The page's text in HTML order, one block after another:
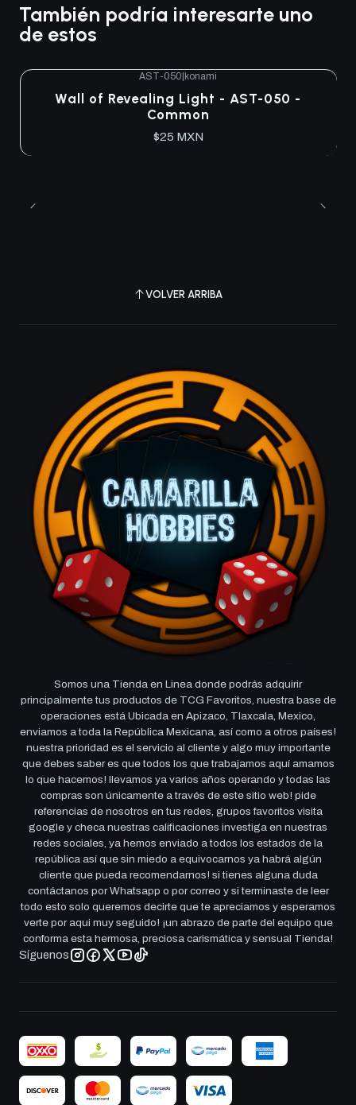
También podría interesarte uno
de estos
Agotado
AST-050 konami
Wall of Revealing Light - AST-050 -
Common
$25 MXN
VOLVER ARRIBA
Somos una Tienda en Linea donde podrás adquirir
principalmente tus productos de TCG Favoritos, nuestra base de
operaciones está Ubicada en Apizaco, Tlaxcala, Mexico,
enviamos a toda la República Mexicana, así como a otros países!
nuestra prioridad es el servicio al cliente y algo muy importante
que debes saber es que todos los que trabajamos aquí amamos
lo que hacemos! llevamos ya varios años operando y todas las
compras son únicamente a través de este sitio web! pide
referencias de nosotros en tus redes, grupos favoritos visita
google y checa nuestras calificaciones investiga en nuestras
redes sociales, ya hemos enviado a todos los estados de la
república así que sin miedo a equivocarnos ya habrá algún
cliente que pueda recomendarnos! si tienes alguna duda
contáctanos por Whatsapp o por correo y si terminaste de leer
todo esto solo queremos decirte que te apreciamos y esperamos
verte por aqui muy seguido! ¡un abrazo de parte del equipo que
conforma esta hermosa, preciosa carismática y sensual Tienda!
Síguenos